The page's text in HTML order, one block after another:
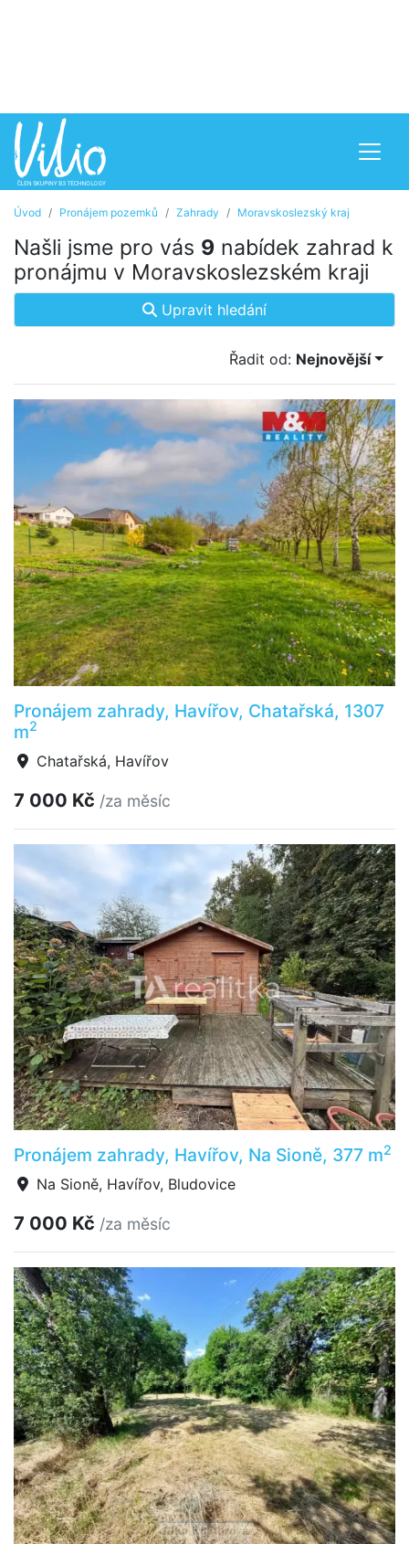
Úvod Pronájem pozemků Zahrady Moravskoslezský kraj
Našli jsme pro vás 9 nabídek zahrad k
pronájmu v Moravskoslezském kraji
Upravit hledání
Řadit od: Nejnovější
Pronájem zahrady, Havířov, Chatařská, 1307
m2
Chatařská, Havířov
7 000 Kč /za měsíc
Pronájem zahrady, Havířov, Na Sioně, 377 m2
Na Sioně, Havířov, Bludovice
7 000 Kč /za měsíc